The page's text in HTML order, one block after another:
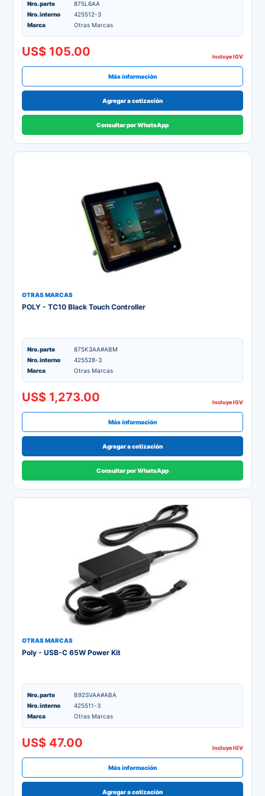
Nro. parte
875L6AA
Nro. interno
425512-3
Marca
Otras Marcas
US$ 105.00 Incluye IGV
Más información
Agregar a cotización
Consultar por WhatsApp
OTRAS MARCAS
POLY - TC10 Black Touch Controller
Nro. parte
875K3AA#ABM
Nro. interno
425528-3
Marca
Otras Marcas
US$ 1,273.00 Incluye IGV
Más información
Agregar a cotización
Consultar por WhatsApp
OTRAS MARCAS
Poly - USB-C 65W Power Kit
Nro. parte
B92SVAA#ABA
Nro. interno
425511-3
Marca
Otras Marcas
US$ 47.00 Incluye IGV
Más información
Agregar a cotización